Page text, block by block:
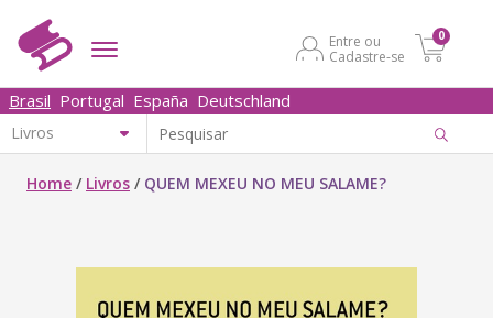
Entre ou
Cadastre-se
0
Brasil Portugal España Deutschland
Home / Livros / QUEM MEXEU NO MEU SALAME?